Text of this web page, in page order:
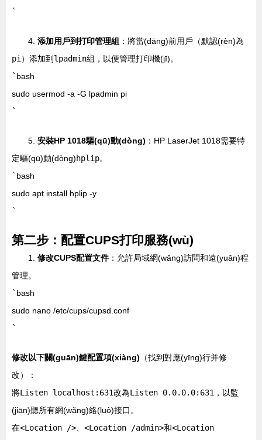
`
4. 添加用戶到打印管理組 ：將當(dāng)前用戶（默認(rèn)為
pi ）添加到 lpadmin組，以便管理打印機(jī)。
` bash
sudo usermod -a -G lpadmin pi
`
5. 安裝HP 1018驅(qū)動(dòng) ：HP LaserJet 1018需要特
定驅(qū)動(dòng)hplip。
` bash
sudo apt install hplip -y
`
第二步：配置CUPS打印服務(wù)
1. 修改CUPS配置文件：允許局域網(wǎng)訪問和遠(yuǎn)程
管理。
` bash
sudo nano /etc/cups/cupsd.conf
`
修改以下關(guān)鍵配置項(xiàng) （找到對應(yīng)行并修
改）：
將Listen localhost:631改為Listen 0.0.0.0:631 ，以監
(jiān)聽所有網(wǎng)絡(luò)接口。
在<Location /> <Location /admin>和<Location